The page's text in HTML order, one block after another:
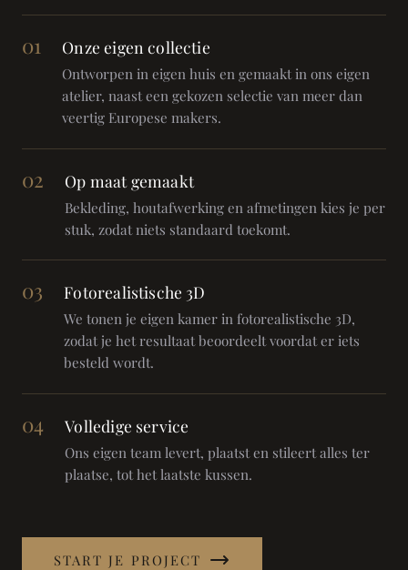
01 Onze eigen collectie
Ontworpen in eigen huis en gemaakt in ons eigen
atelier, naast een gekozen selectie van meer dan
veertig Europese makers.
02 Op maat gemaakt
Bekleding, houtafwerking en afmetingen kies je per
stuk, zodat niets standaard toekomt.
03 Fotorealistische 3D
We tonen je eigen kamer in fotorealistische 3D,
zodat je het resultaat beoordeelt voordat er iets
besteld wordt.
04 Volledige service
Ons eigen team levert, plaatst en stileert alles ter
plaatse, tot het laatste kussen.
START JE PROJECT